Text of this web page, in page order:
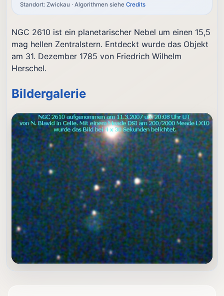
Standort: Zwickau · Algorithmen sieheCredits
NGC 2610 ist ein planetarischer Nebel um einen 15,5
mag hellen Zentralstern. Entdeckt wurde das Objekt
am 31. Dezember 1785 von Friedrich Wilhelm
Herschel.
Bildergalerie